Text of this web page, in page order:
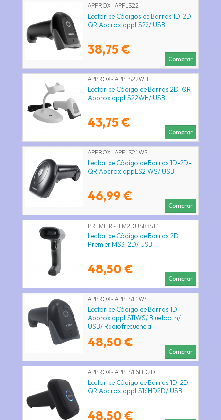
APPROX - APPLS22
Lector de Códigos de Barras 1D-2D-
QR Approx appLS22/ USB
38,75 €
Comprar
APPROX - APPLS22WH
Lector de Código de Barras 2D-QR
Approx appLS22WH/ USB
43,75 €
Comprar
APPROX - APPLS21WS
Lector de Código de Barras 1D-2D-
QR Approx appLS21WS/ USB
46,99 €
Comprar
PREMIER - ILM2DUSBBST1
Lector de Código de Barras 2D
Premier MS3-2D/ USB
48,50 €
Comprar
APPROX - APPLS11WS
Lector de Código de Barras 1D
Approx appLS11WS/ Bluetooth/
USB/ Radiofrecuencia
48,50 €
Comprar
APPROX - APPLS16HD2D
Lector de Código de Barras 1D-2D-
QR Approx appLS16HD2D/ USB
48,50 €